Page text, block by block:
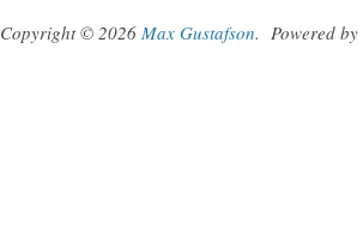
Copyright © 2026 Max Gustafson. Powered by